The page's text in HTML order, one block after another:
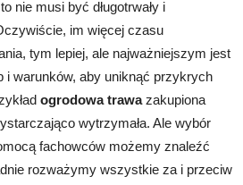
to nie musi być długotrwały i
im więcej czasu
tym lepiej, ale najważniejszym jest
i warunków, aby uniknąć przykrych
ogrodowa trawazakupiona
wytrzymała. Ale wybór
fachowców możemy znaleźć
rozważymy wszystkie za i przeciw